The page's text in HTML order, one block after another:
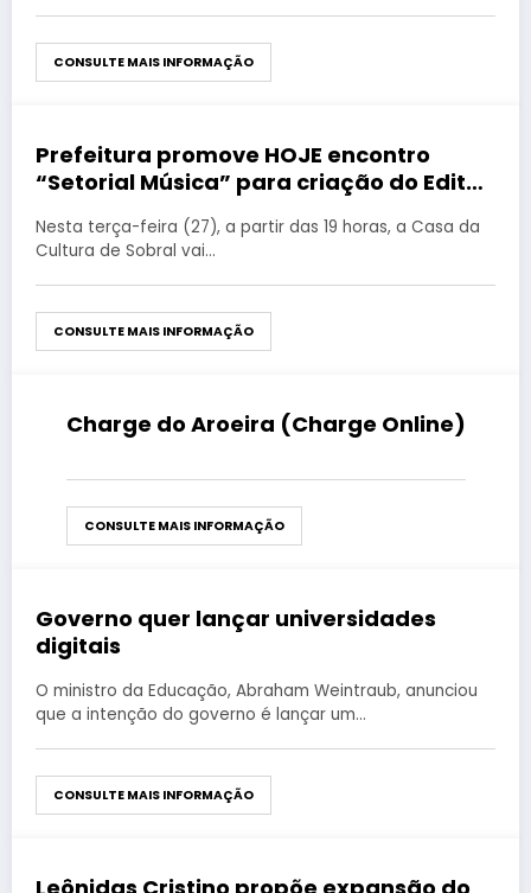
CONSULTE MAIS INFORMAÇÃO
agosto 27, 2019
Prefeitura promove HOJE encontro
“Setorial Música” para criação do Edital
Nesta terça-feira (27), a partir das 19 horas, a Casa da
Cultura de Sobral vai…
CONSULTE MAIS INFORMAÇÃO
agosto 27, 2019
Charge do Aroeira (Charge Online)
CONSULTE MAIS INFORMAÇÃO
agosto 27, 2019
Governo quer lançar universidades
digitais
O ministro da Educação, Abraham Weintraub, anunciou
que a intenção do governo é lançar um…
CONSULTE MAIS INFORMAÇÃO